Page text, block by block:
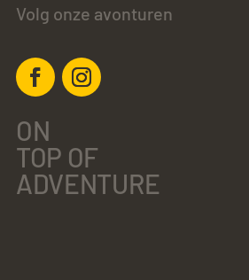
Volg onze avonturen
ON
TOP OF
ADVENTURE